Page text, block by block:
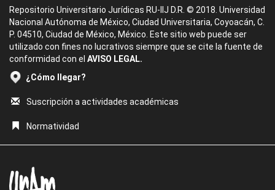
Repositorio Universitario Jurídicas RU-IIJ D.R. © 2018. Universidad
Nacional Autónoma de México, Ciudad Universitaria, Coyoacán, C.
P. 04510, Ciudad de México, México. Este sitio web puede ser
utilizado con fines no lucrativos siempre que se cite la fuente de
conformidad con el AVISO LEGAL.
¿Cómo llegar?
Suscripción a actividades académicas
Normatividad